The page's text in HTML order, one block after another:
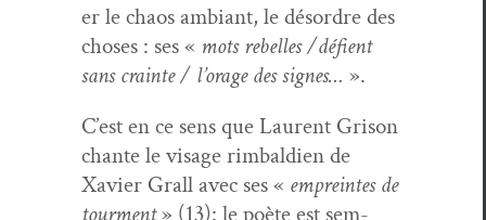
er le chaos ambiant, le désor­dre des
choses : ses « mots rebelles /défient
sans crainte / l’orage des signes… ».
C’est en ce sens que Lau­rent Gri­son
chante le vis­age rim­bal­dien de
Xavier Grall avec ses « empreintes de
tour­ment» (13): le poète est sem­